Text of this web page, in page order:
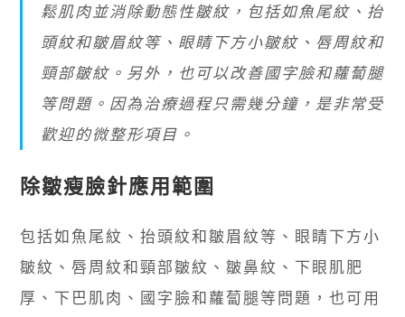
鬆肌肉並消除動態性皺紋，包括如魚尾紋、抬
頭紋和皺眉紋等、眼睛下方小皺紋、唇周紋和
頸部皺紋。另外，也可以改善國字臉和蘿蔔腿
等問題。因為治療過程只需幾分鐘，是非常受
歡迎的微整形項目。
除皺瘦臉針應用範圍
包括如魚尾紋、抬頭紋和皺眉紋等、眼睛下方小
皺紋、唇周紋和頸部皺紋、皺鼻紋、下眼肌肥
厚、下巴肌肉、國字臉和蘿蔔腿等問題，也可用